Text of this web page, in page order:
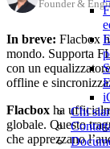
Chi
Founder &
In breve: Flacbox
mondo. Supporta
con un
offline e
Flacbox ha
globale. Questo
che apprezzano